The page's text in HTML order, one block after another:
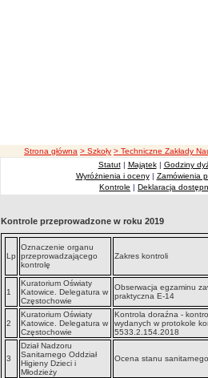
ścieżka nawigacji
Strona główna > Szkoły > Techniczne Zakłady
Statut| Majątek| Godziny
Wyróżnienia i oceny| Zamówienia
Kontrole | Deklaracja
Kontrole przeprowadzone w roku 2019
Lp
Oznaczenie organu
przeprowadzającego
kontrolę
Zakres kontroli
1
Kuratorium Oświaty
Katowice. Delegatura w
Częstochowie
Obserwacja egzaminu
praktyczna E-14
2
Kuratorium Oświaty
Katowice. Delegatura w
Częstochowie
Kontrola doraźna -
wydanych w protokole
5533.2.154.2018
3
Dział Nadzoru
Sanitarnego Oddział
Higieny Dzieci i
Młodzieży
Ocena stanu sanitarnego